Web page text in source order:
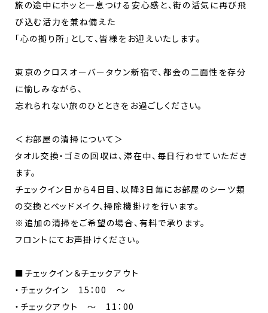
旅の途中にホッと一息つける安心感と、街の活気に再び飛
び込む活力を兼ね備えた
「心の拠り所」として、皆様をお迎えいたします。
東京のクロスオーバータウン新宿で、都会の二面性を存分
に愉しみながら、
忘れられない旅のひとときをお過ごしください。
＜お部屋の清掃について＞
タオル交換・ゴミの回収は、滞在中、毎日行わせていただき
ます。
チェックイン日から4日目、以降3日毎にお部屋のシーツ類
の交換とベッドメイク、掃除機掛けを行います。
※追加の清掃をご希望の場合、有料で承ります。
フロントにてお声掛けください。
■チェックイン＆チェックアウト
・チェックイン 15：00 ～
・チェックアウト ～ 11：00